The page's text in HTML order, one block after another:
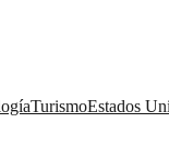
TurismoEstados